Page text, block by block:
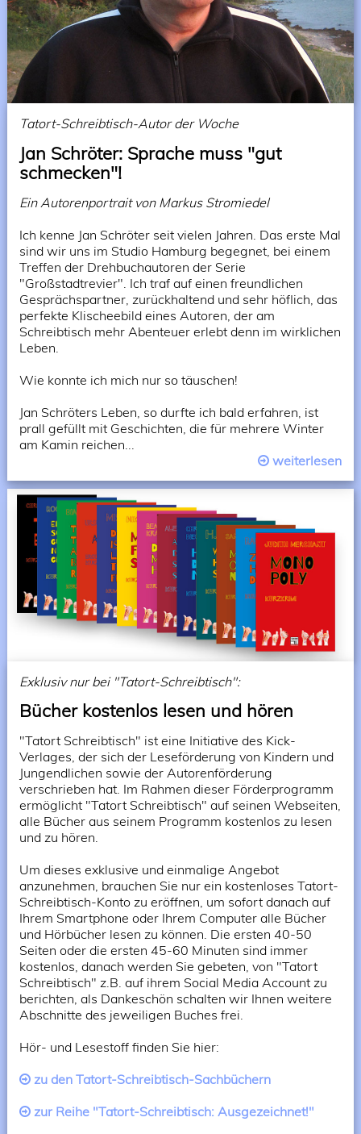
Tatort-Schreibtisch-Autor der Woche
Jan Schröter: Sprache muss "gut
schmecken"!
Ein Autorenportrait von Markus Stromiedel
Ich kenne Jan Schröter seit vielen Jahren. Das erste Mal
sind wir uns im Studio Hamburg begegnet, bei einem
Treffen der Drehbuchautoren der Serie
"Großstadtrevier". Ich traf auf einen freundlichen
Gesprächspartner, zurückhaltend und sehr höflich, das
perfekte Klischeebild eines Autoren, der am
Schreibtisch mehr Abenteuer erlebt denn im wirklichen
Leben.
Wie konnte ich mich nur so täuschen!
Jan Schröters Leben, so durfte ich bald erfahren, ist
prall gefüllt mit Geschichten, die für mehrere Winter
am Kamin reichen...
weiterlesen
Exklusiv nur bei "Tatort-Schreibtisch":
Bücher kostenlos lesen und hören
"Tatort Schreibtisch" ist eine Initiative des Kick-
Verlages, der sich der Leseförderung von Kindern und
Jungendlichen sowie der Autorenförderung
verschrieben hat. Im Rahmen dieser Förderprogramm
ermöglicht "Tatort Schreibtisch" auf seinen Webseiten,
alle Bücher aus seinem Programm kostenlos zu lesen
und zu hören.
Um dieses exklusive und einmalige Angebot
anzunehmen, brauchen Sie nur ein kostenloses Tatort-
Schreibtisch-Konto zu eröffnen, um sofort danach auf
Ihrem Smartphone oder Ihrem Computer alle Bücher
und Hörbücher lesen zu können. Die ersten 40-50
Seiten oder die ersten 45-60 Minuten sind immer
kostenlos, danach werden Sie gebeten, von "Tatort
Schreibtisch" z.B. auf ihrem Social Media Account zu
berichten, als Dankeschön schalten wir Ihnen weitere
Abschnitte des jeweiligen Buches frei.
Hör- und Lesestoff finden Sie hier:
zu den Tatort-Schreibtisch-Sachbüchern
zur Reihe "Tatort-Schreibtisch: Ausgezeichnet!"